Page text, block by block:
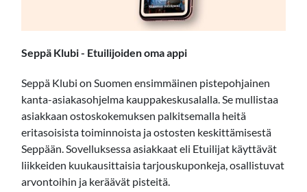
Seppä Klubi - Etuilijoiden oma appi
Seppä Klubi on Suomen ensimmäinen pistepohjainen
kanta-asiakasohjelma kauppakeskusalalla. Se mullistaa
asiakkaan ostoskokemuksen palkitsemalla heitä
eritasoisista toiminnoista ja ostosten keskittämisestä
Seppään. Sovelluksessa asiakkaat eli Etuilijat käyttävät
liikkeiden kuukausittaisia tarjouskuponkeja, osallistuvat
arvontoihin ja keräävät pisteitä.